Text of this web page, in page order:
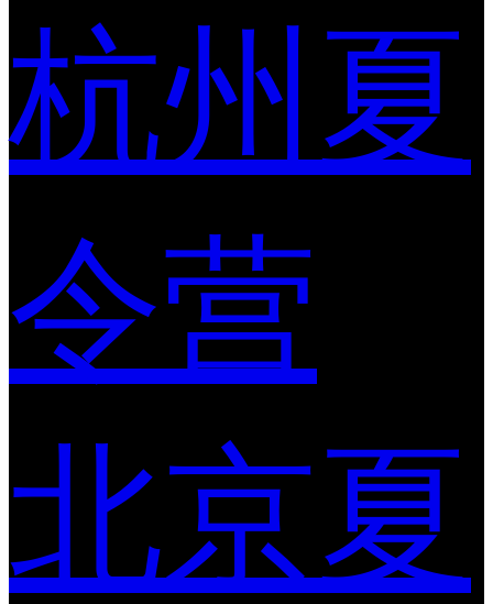
杭州夏
令营
北京夏